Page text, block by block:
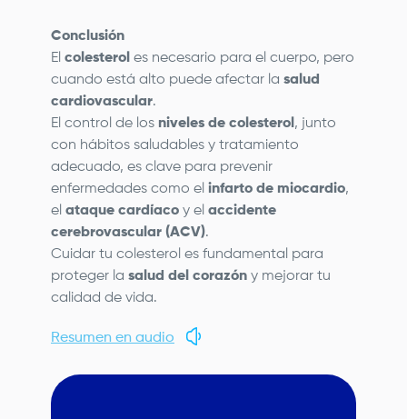
Conclusión
El colesterol es necesario para el cuerpo, pero
cuando está alto puede afectar la salud
cardiovascular.
El control de los niveles de colesterol , junto
con hábitos saludables y tratamiento
adecuado, es clave para prevenir
enfermedades como el infarto de miocardio,
el ataque cardíaco y el accidente
cerebrovascular (ACV).
Cuidar tu colesterol es fundamental para
proteger la salud del corazón y mejorar tu
calidad de vida.
Resumen en audio